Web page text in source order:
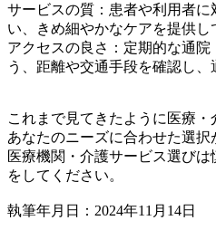
サービスの質：患者や利用者
い、きめ細やかなケアを提供し
アクセスの良さ：定期的な通院
う、距離や交通手段を確認し
これまで見てきたように医療・
あなたのニーズに合わせた選択
医療機関・介護サービス選び
をしてください。
執筆年月日：2024年11月14日